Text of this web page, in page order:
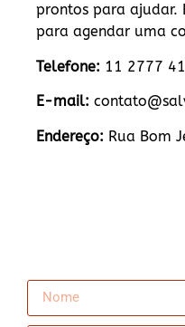
prontos para ajudar.
para agendar uma
Telefone: 11 2777
E-mail:
Endereço: Rua Bom